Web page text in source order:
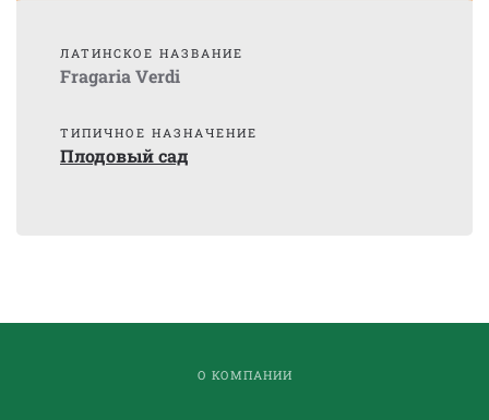
ЛАТИНСКОЕ НАЗВАНИЕ
Fragaria Verdi
ТИПИЧНОЕ НАЗНАЧЕНИЕ
Плодовый сад
О КОМПАНИИ